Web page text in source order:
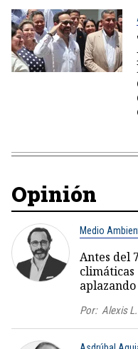
Opinión
Medio
Antes del
climáticas
aplazando
Por: Alexis